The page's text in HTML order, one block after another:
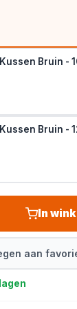
Bruin -
Bruin -
In
aan